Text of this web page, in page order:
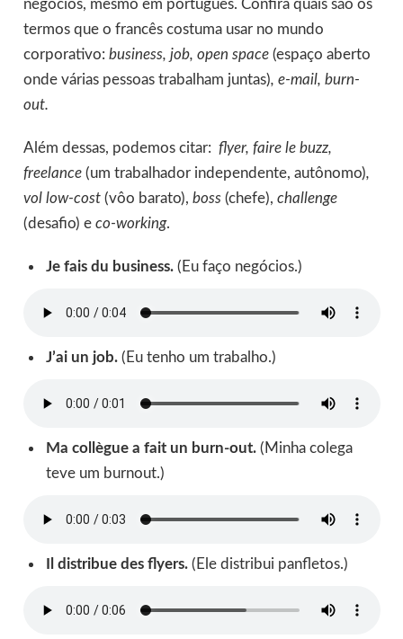
negócios, mesmo em português. Confira quais são os
termos que o francês costuma usar no mundo
corporativo: business, job, open space (espaço aberto
onde várias pessoas trabalham juntas), e-mail, burn-
out.
Além dessas, podemos citar: flyer, faire le buzz,
freelance (um trabalhador independente, autônomo),
vol low-cost (vôo barato), boss (chefe), challenge
(desafio) e co-working.
Je fais du business.(Eu faço negócios.)
J’ai un job.(Eu tenho um trabalho.)
Ma collègue a fait un burn-out. (Minha colega
teve um burnout.)
Il distribue des flyers.(Ele distribui panfletos.)